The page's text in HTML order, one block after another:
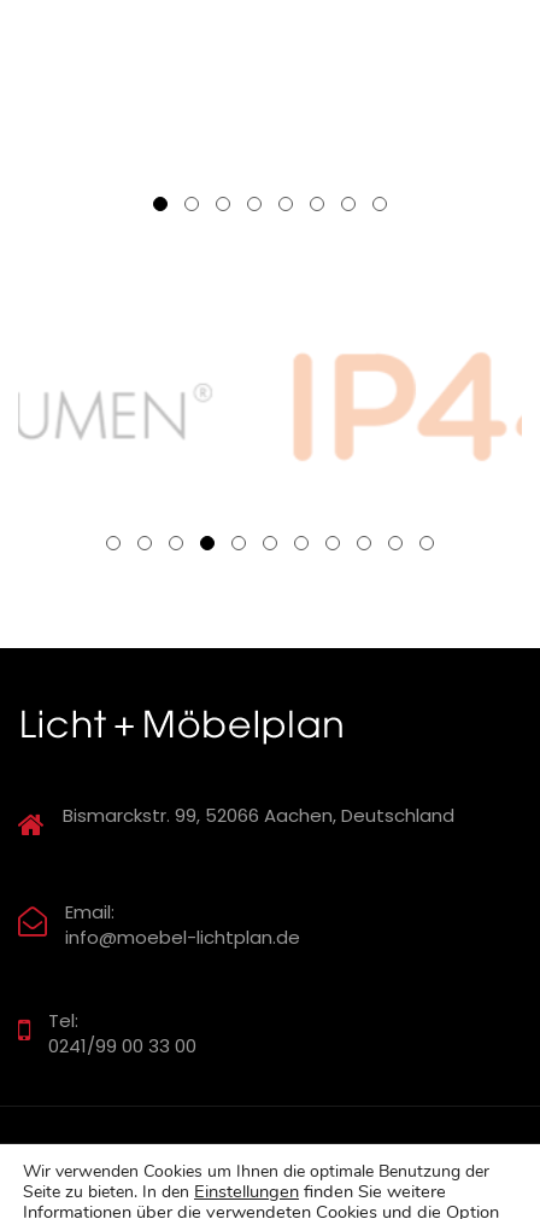
Bismarckstr. 99, 52066 Aachen, Deutschland
Email:
info@moebel-lichtplan.de
Tel:
0241/99 00 33 00
Impressum-Datenschutzerklärung
Wir verwenden Cookies um Ihnen die optimale Benutzung der
Seite zu bieten. In den Einstellungen finden Sie weitere
Informationen über die verwendeten Cookies und die Option